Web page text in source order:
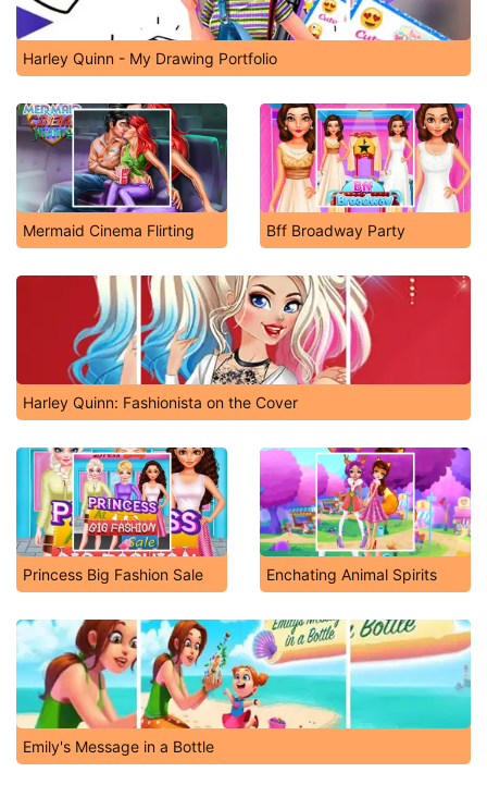
Harley Quinn - My Drawing Portfolio
Mermaid Cinema Flirting Bff Broadway Party
Harley Quinn: Fashionista on the Cover
Princess Big Fashion Sale Enchating Animal Spirits
Emily's Message in a Bottle